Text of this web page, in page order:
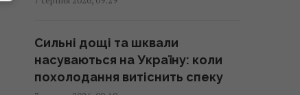
У ці дні серпня клювання не
буде: що показує календар
Сильні дощі та шквали
насуваються на Україну: коли
похолодання витіснить спеку